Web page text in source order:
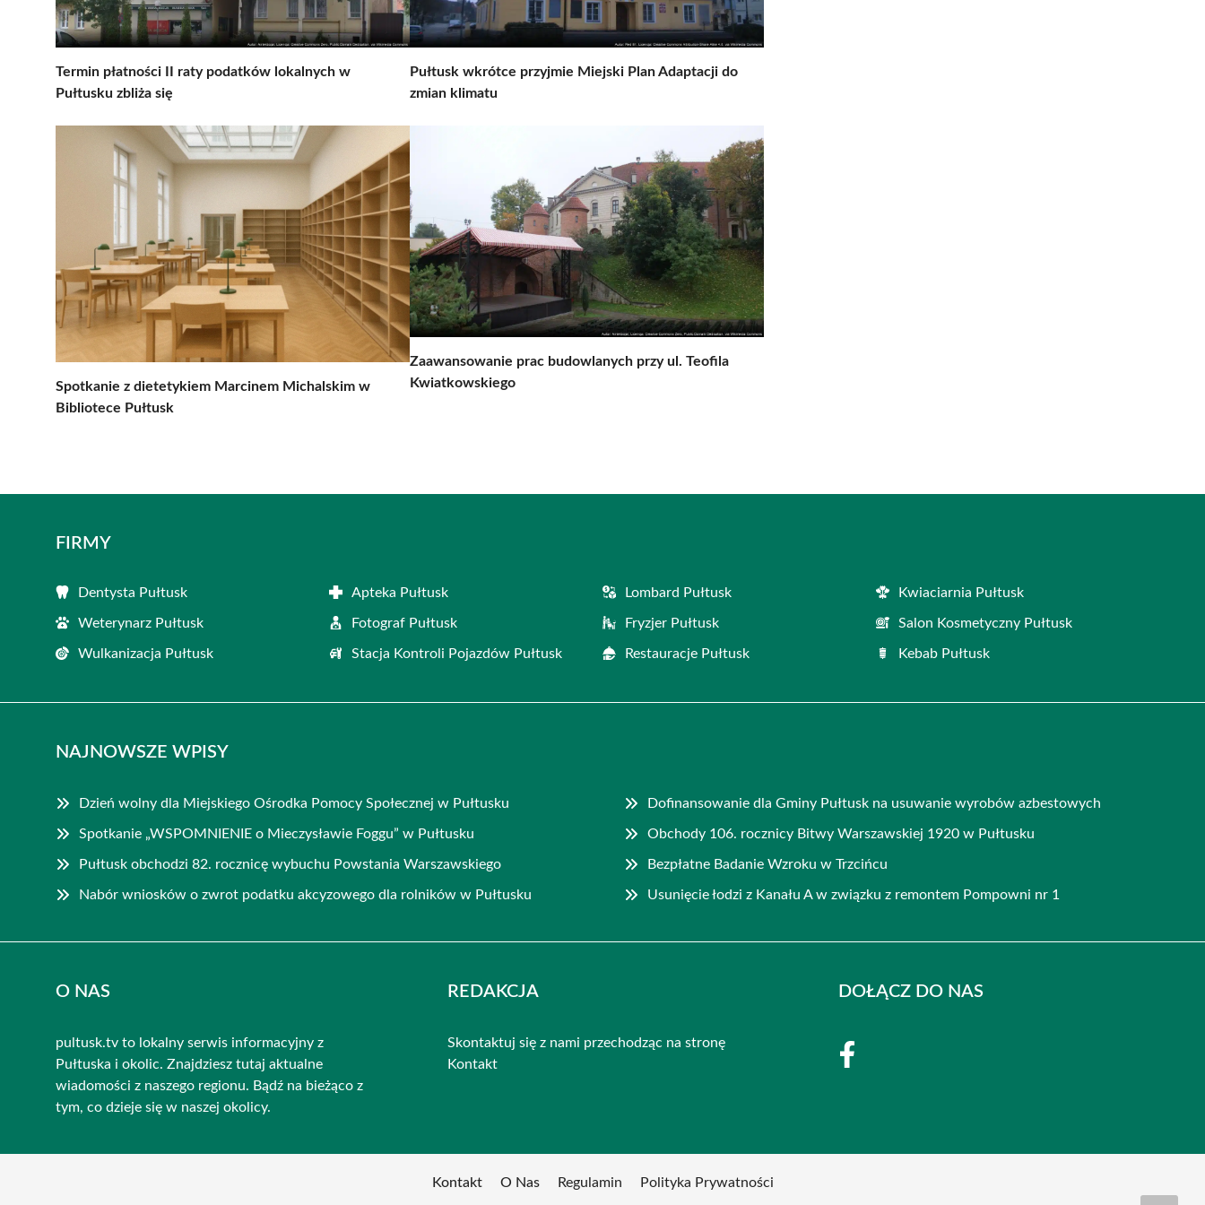
Termin płatności II raty podatków lokalnych w
Pułtusku zbliża się
Pułtusk wkrótce przyjmie Miejski Plan Adaptacji do
zmian klimatu
Spotkanie z dietetykiem Marcinem Michalskim w
Bibliotece Pułtusk
Zaawansowanie prac budowlanych przy ul. Teofila
Kwiatkowskiego
FIRMY
Dentysta Pułtusk Apteka Pułtusk Lombard Pułtusk Kwiaciarnia Pułtusk
Weterynarz Pułtusk Fotograf Pułtusk Fryzjer Pułtusk Salon Kosmetyczny Pułtusk
Wulkanizacja Pułtusk Stacja Kontroli Pojazdów Pułtusk Restauracje Pułtusk Kebab Pułtusk
NAJNOWSZE WPISY
Dzień wolny dla Miejskiego Ośrodka Pomocy Społecznej w Pułtusku Dofinansowanie dla Gminy Pułtusk na usuwanie wyrobów azbestowych
Spotkanie „WSPOMNIENIE o Mieczysławie Foggu” w Pułtusku Obchody 106. rocznicy Bitwy Warszawskiej 1920 w Pułtusku
Pułtusk obchodzi 82. rocznicę wybuchu Powstania Warszawskiego Bezpłatne Badanie Wzroku w Trzcińcu
Nabór wniosków o zwrot podatku akcyzowego dla rolników w Pułtusku Usunięcie łodzi z Kanału A w związku z remontem Pompowni nr 1
O NAS
pultusk.tv to lokalny serwis informacyjny z
Pułtuska i okolic. Znajdziesz tutaj aktualne
wiadomości z naszego regionu. Bądź na bieżąco z
tym, co dzieje się w naszej okolicy.
REDAKCJA
Skontaktuj się z nami przechodząc na stronę
Kontakt
DOŁĄCZ DO NAS
Kontakt O Nas Regulamin Polityka Prywatności